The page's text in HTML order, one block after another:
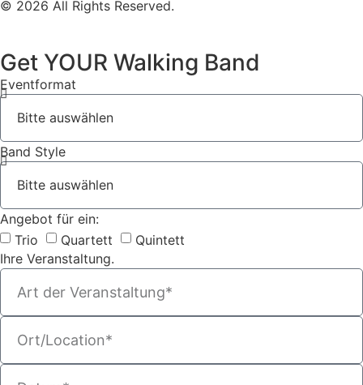
© 2026 All Rights Reserved.
Get YOUR Walking Band
Eventformat
Band Style
Angebot für ein:
Trio
Quartett
Quintett
Ihre Veranstaltung.